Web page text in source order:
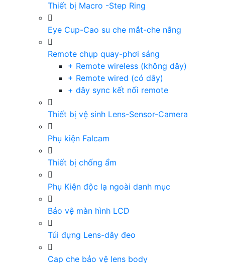
Thiết bị Macro -Step Ring
Eye Cup-Cao su che mắt-che nắng
Remote chụp quay-phơi sáng
+ Remote wireless (không dây)
+ Remote wired (có dây)
+ dây sync kết nối remote
Thiết bị vệ sinh Lens-Sensor-Camera
Phụ kiện Falcam
Thiết bị chống ẩm
Phụ Kiện độc lạ ngoài danh mục
Bảo vệ màn hình LCD
Túi đựng Lens-dây đeo
Cap che bảo vệ lens body